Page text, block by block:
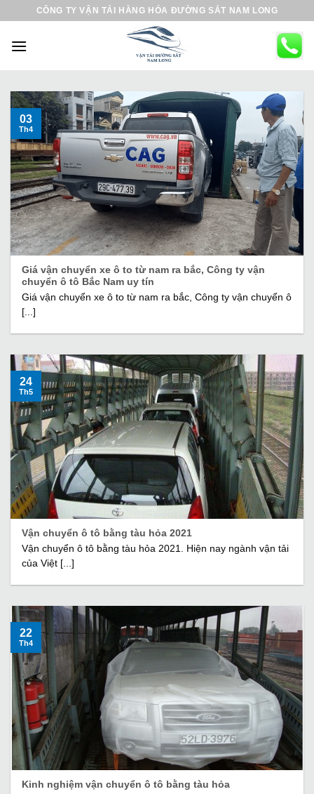
CÔNG TY VẬN TẢI HÀNG HÓA ĐƯỜNG SẮT NAM LONG
Giá vận chuyển xe ô to từ nam ra bắc, Công ty vận
chuyển ô tô Bắc Nam uy tín
Giá vận chuyển xe ô to từ nam ra bắc, Công ty vận chuyển ô
[...]
03
Th4
Vận chuyển ô tô bằng tàu hỏa 2021
Vận chuyển ô tô bằng tàu hỏa 2021. Hiện nay ngành vận tải
của Việt [...]
24
Th5
Kinh nghiệm vận chuyển ô tô bằng tàu hỏa
22
Th4